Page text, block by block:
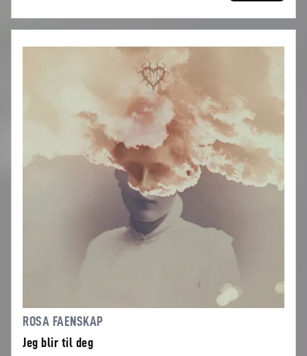
ROSA FAENSKAP
Jeg blir til deg